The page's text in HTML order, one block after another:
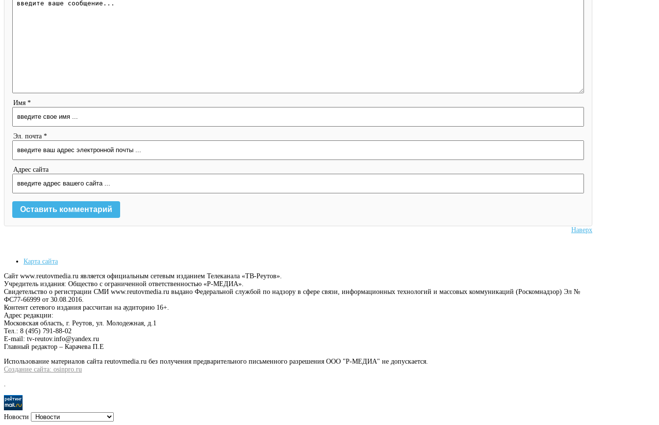
Имя *
Эл. почта *
Адрес сайта
Наверх
Карта сайта
Сайт www.reutovmedia.ru является официальным сетевым изданием Телеканала «ТВ-Реутов».
Учредитель издания: Общество с ограниченной ответственностью «Р-МЕДИА».
Свидетельство о регистрации СМИ www.reutovmedia.ru выдано Федеральной службой по надзору в сфере связи, информационных технологий и массовых коммуникаций (Роскомнадзор) Эл №
ФС77-66999 от 30.08.2016.
Контент сетевого издания рассчитан на аудиторию 16+.
Адрес редакции:
Московская область, г. Реутов, ул. Молодежная, д.1
Тел.: 8 (495) 791-88-02
E-mail: tv-reutov.info@yandex.ru
Главный редактор – Карачева П.Е
Использование материалов сайта reutovmedia.ru без получения предварительного письменного разрешения ООО "Р-МЕДИА" не допускается.
Создание сайта: osinpro.ru
Новости